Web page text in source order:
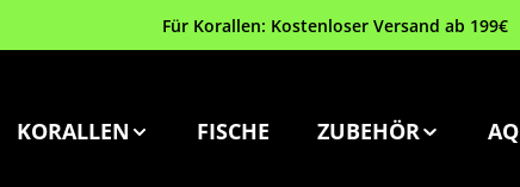
Für Korallen: Kostenloser Versand ab 199€
KORALLEN FISCHE ZUBEHÖR